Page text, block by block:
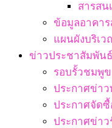
สารสน
ข้อมูลอาคา
แผนผังบริเว
ข่าวประชาสัมพันธ์
รอบรั้วชมพู
ประกาศข่าว
ประกาศจัดซื้
ประกาศข่า